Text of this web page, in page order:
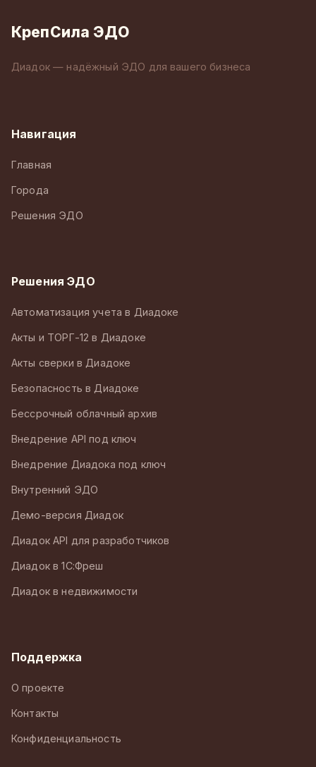
КрепСила ЭДО
Диадок — надёжный ЭДО для вашего бизнеса
Навигация
Главная
Города
Решения ЭДО
Решения ЭДО
Автоматизация учета в Диадоке
Акты и ТОРГ-12 в Диадоке
Акты сверки в Диадоке
Безопасность в Диадоке
Бессрочный облачный архив
Внедрение API под ключ
Внедрение Диадока под ключ
Внутренний ЭДО
Демо-версия Диадок
Диадок API для разработчиков
Диадок в 1С:Фреш
Диадок в недвижимости
Поддержка
О проекте
Контакты
Конфиденциальность